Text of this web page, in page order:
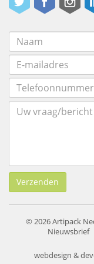
Verzenden
© 2026 Artipack
Nieuwsbrief
webdesign &